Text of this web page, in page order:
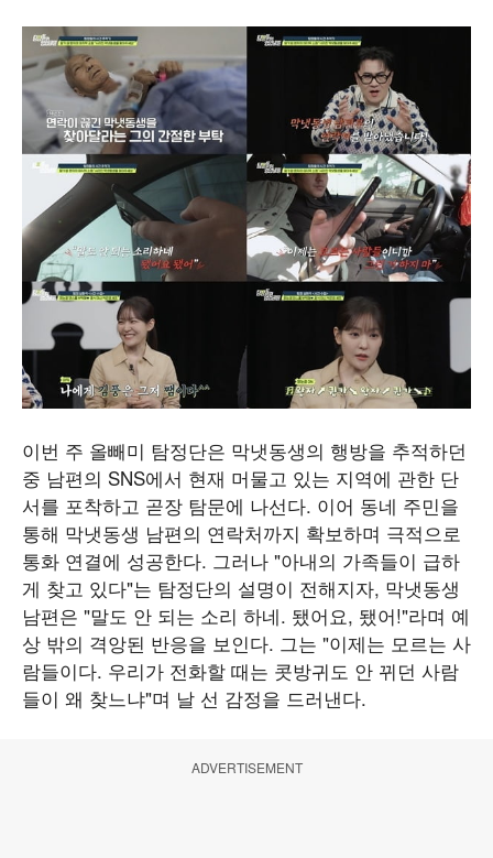
이번 주 올빼미 탐정단은 막냇동생의 행방을 추적하던
중 남편의 SNS에서 현재 머물고 있는 지역에 관한 단
서를 포착하고 곧장 탐문에 나선다. 이어 동네 주민을
통해 막냇동생 남편의 연락처까지 확보하며 극적으로
통화 연결에 성공한다. 그러나 "아내의 가족들이 급하
게 찾고 있다"는 탐정단의 설명이 전해지자, 막냇동생
남편은 "말도 안 되는 소리 하네. 됐어요, 됐어!"라며 예
상 밖의 격앙된 반응을 보인다. 그는 "이제는 모르는 사
람들이다. 우리가 전화할 때는 콧방귀도 안 뀌던 사람
들이 왜 찾느냐"며 날 선 감정을 드러낸다.
ADVERTISEMENT